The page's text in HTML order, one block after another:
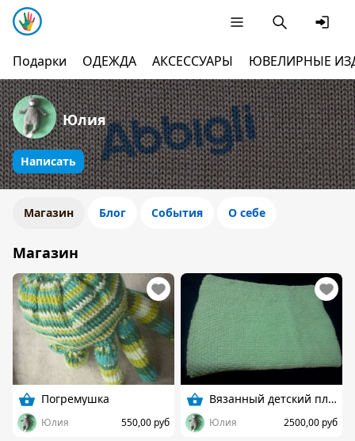
Подарки ОДЕЖДА АКСЕССУАРЫ ЮВЕЛИРНЫЕ
Юлия
Написать
Магазин Блог События О себе
Магазин
Погремушка
Юлия 550,00 руб
Вязанный детский плед
Юлия 2500,00 руб